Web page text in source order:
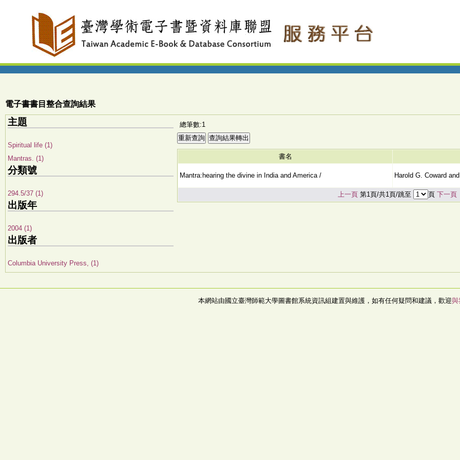
電子書書目整合查詢結果
主題
Spiritual life (1)
Mantras. (1)
分類號
294.5/37 (1)
出版年
2004 (1)
出版者
Columbia University Press, (1)
總筆數:1
書名
Mantra:hearing the divine in India and America / Harold G. Coward
上一頁第1頁/共1頁/跳至 頁 下一頁
本網站由國立臺灣師範大學圖書館系統資訊組建置與維護，如有任何疑問和建議，歡迎與